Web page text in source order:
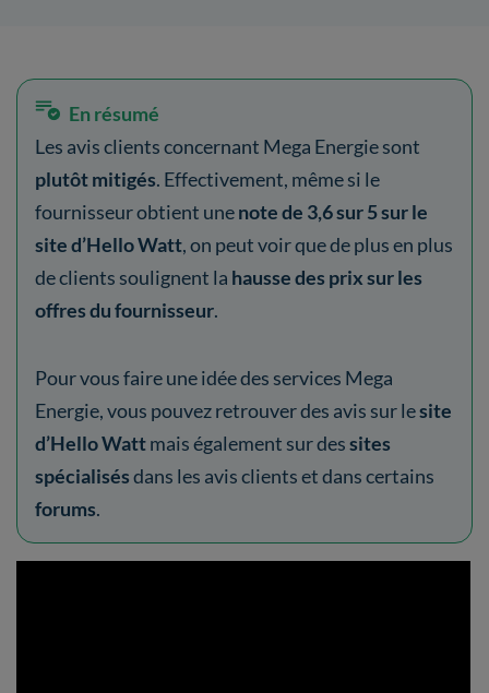
En résumé
Les avis clients concernant Mega Energie sont
plutôt mitigés. Effectivement, même si le
fournisseur obtient unenote de 3,6 sur 5 sur le
site d’Hello Watt, on peut voir que de plus en plus
de clients soulignent la hausse des prix sur les
offres du fournisseur.
Pour vous faire une idée des services Mega
Energie, vous pouvez retrouver des avis sur lesite
d’Hello Wattmais également sur dessites
spécialisésdans les avis clients et dans certains
forums.